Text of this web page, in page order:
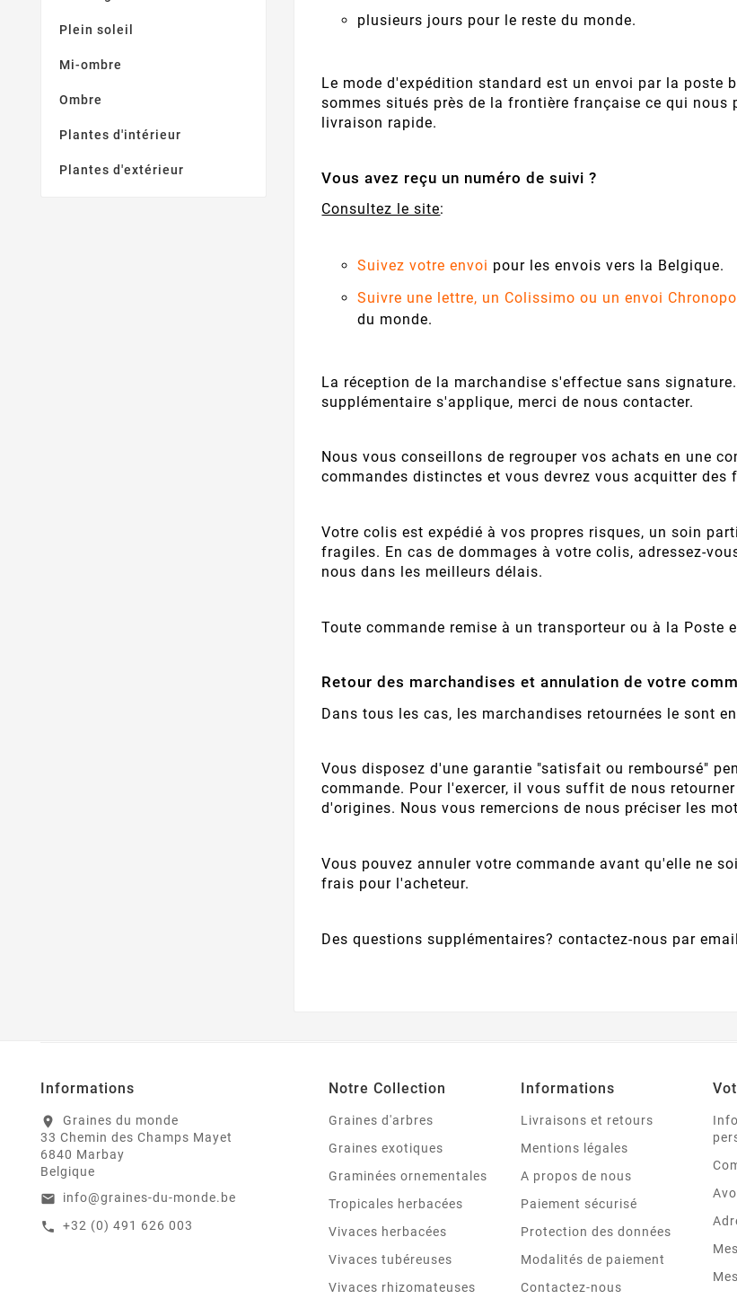
Plein soleil
Mi-ombre
Ombre
Plantes d'intérieur
Plantes d'extérieur
plusieurs jours pour le reste du monde.
Le mode d'expédition standard est un envoi par la poste
sommes situés près de la frontière française ce qui
livraison rapide.
Vous avez reçu un numéro de suivi ?
Consultez le site:
Suivez votre envoi pour les envois vers la Belgique.
Suivre une lettre, un Colissimo ou un envoi
du monde.
La réception de la marchandise s'effectue sans
supplémentaire s'applique, merci de nous contacter.
Nous vous conseillons de regrouper vos achats en une
commandes distinctes et vous devrez vous acquitter des
Votre colis est expédié à vos propres risques, un soin
fragiles. En cas de dommages à votre colis, adressez-
nous dans les meilleurs délais.
Toute commande remise à un transporteur ou à la Poste
Retour des marchandises et annulation de votre
Dans tous les cas, les marchandises retournées le sont
Vous disposez d'une garantie "satisfait ou remboursé"
commande. Pour l'exercer, il vous suffit de nous
d'origines. Nous vous remercions de nous préciser les
Vous pouvez annuler votre commande avant qu'elle ne
frais pour l'acheteur.
Des questions supplémentaires? contactez-nous par
Informations
location_on
Graines du monde
33 Chemin des Champs Mayet
6840 Marbay
Belgique
email info@graines-du-monde.be
call +32 (0) 491 626 003
Notre Collection
Graines d'arbres
Graines exotiques
Graminées ornementales
Tropicales herbacées
Vivaces herbacées
Vivaces tubéreuses
Vivaces rhizomateuses
Informations
Livraisons et retours
Mentions légales
A propos de nous
Paiement sécurisé
Protection des données
Modalités de paiement
Contactez-nous